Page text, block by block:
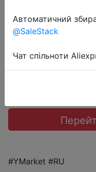
#YMarket #RU
Автоматичний
@SaleStack
Чат спільноти